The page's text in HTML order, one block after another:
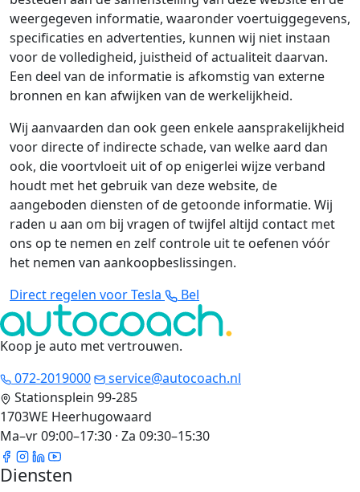
weergegeven informatie, waaronder voertuiggegevens,
specificaties en advertenties, kunnen wij niet instaan
voor de volledigheid, juistheid of actualiteit daarvan.
Een deel van de informatie is afkomstig van externe
bronnen en kan afwijken van de werkelijkheid.
Wij aanvaarden dan ook geen enkele aansprakelijkheid
voor directe of indirecte schade, van welke aard dan
ook, die voortvloeit uit of op enigerlei wijze verband
houdt met het gebruik van deze website, de
aangeboden diensten of de getoonde informatie. Wij
raden u aan om bij vragen of twijfel altijd contact met
ons op te nemen en zelf controle uit te oefenen vóór
het nemen van aankoopbeslissingen.
Direct regelen voor Tesla
Bel
Koop je auto met vertrouwen.
072-2019000
service@autocoach.nl
Stationsplein 99-285
1703WE Heerhugowaard
Ma–vr 09:00–17:30 · Za 09:30–15:30
Diensten